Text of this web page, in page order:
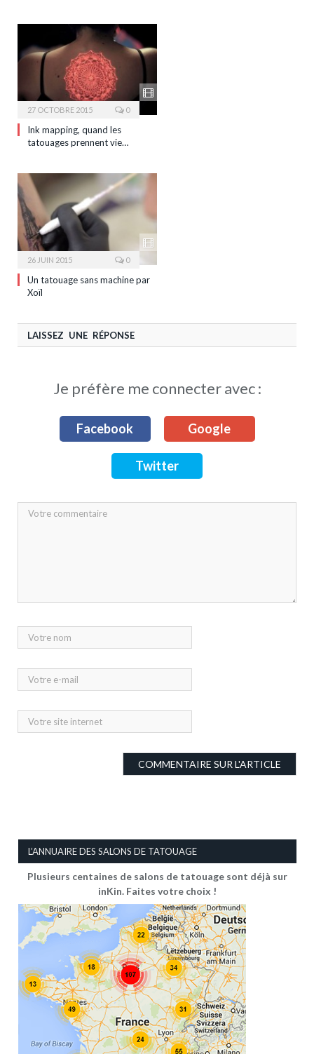
27 OCTOBRE 2015 0
Ink mapping, quand les
tatouages prennent vie…
26 JUIN 2015 0
Un tatouage sans machine par
Xoïl
LAISSEZ UNE RÉPONSE
Je préfère me connecter avec :
Facebook Google
Twitter
L’ANNUAIRE DES SALONS DE TATOUAGE
Plusieurs centaines de salons de tatouage sont déjà sur
inKin. Faites votre choix !